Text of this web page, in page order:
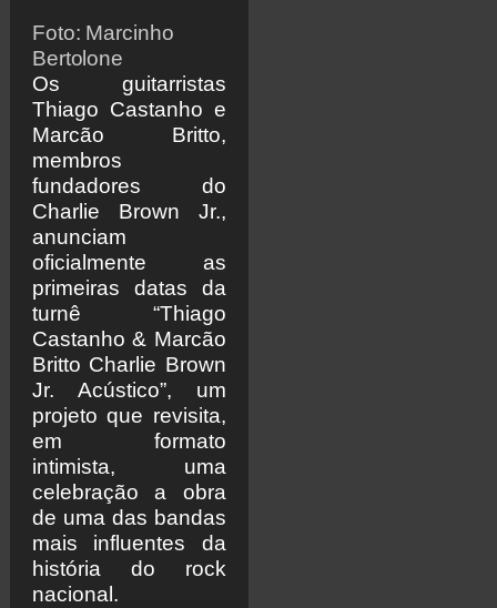
Foto: Marcinho
Bertolone
Os guitarristas
Thiago Castanho e
Marcão Britto,
membros
fundadores do
Charlie Brown Jr.,
anunciam
oficialmente as
primeiras datas da
turnê “Thiago
Castanho & Marcão
Britto Charlie Brown
Jr. Acústico”, um
projeto que revisita,
em formato
intimista, uma
celebração a obra
de uma das bandas
mais influentes da
história do rock
nacional.